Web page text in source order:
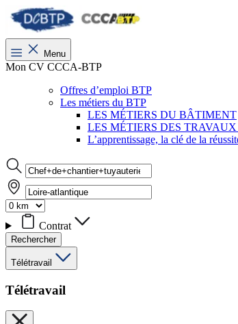
Menu
Mon CV CCCA-BTP
Offres d’emploi BTP
Les métiers du BTP
LES MÉTIERS DU BÂTIMENT
LES MÉTIERS DES
L’apprentissage, la clé de la
Contrat
Rechercher
Télétravail
Télétravail